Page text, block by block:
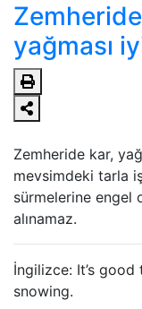
yağması
Zemheride kar,
mevsimdeki tarla
sürmelerine engel
alınamaz.
İngilizce: It’s
snowing.